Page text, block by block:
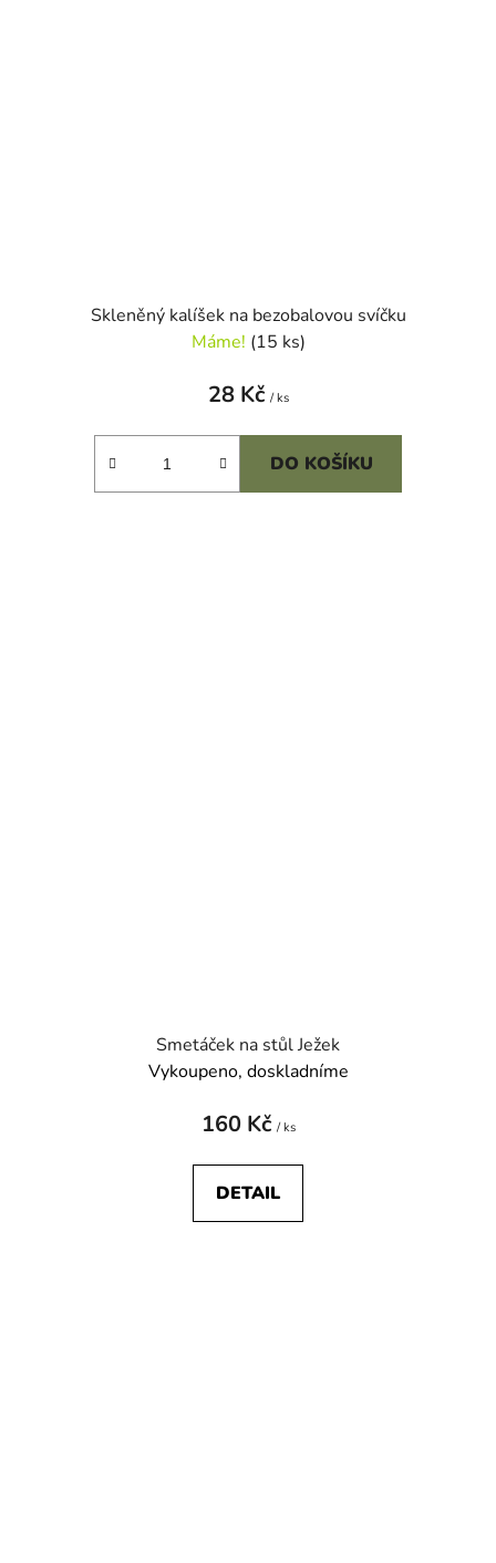
Skleněný kalíšek na bezobalovou svíčku
Máme! (15 ks)
28 Kč / ks
DO KOŠÍKU
Smetáček na stůl Ježek
Vykoupeno, doskladníme
160 Kč / ks
DETAIL